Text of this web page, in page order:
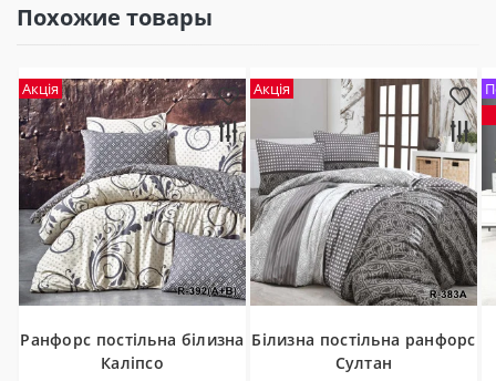
Похожие товары
Акція
Ранфорс постільна білизна
Каліпсо
Акція
Білизна постільна ранфорс
Султан